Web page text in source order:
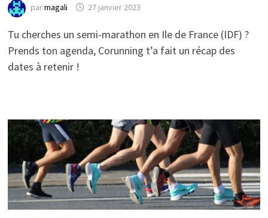
parmagali 27 janvier 2023
Tu cherches un semi-marathon en Ile de France (IDF) ?
Prends ton agenda, Corunning t’a fait un récap des
dates à retenir !